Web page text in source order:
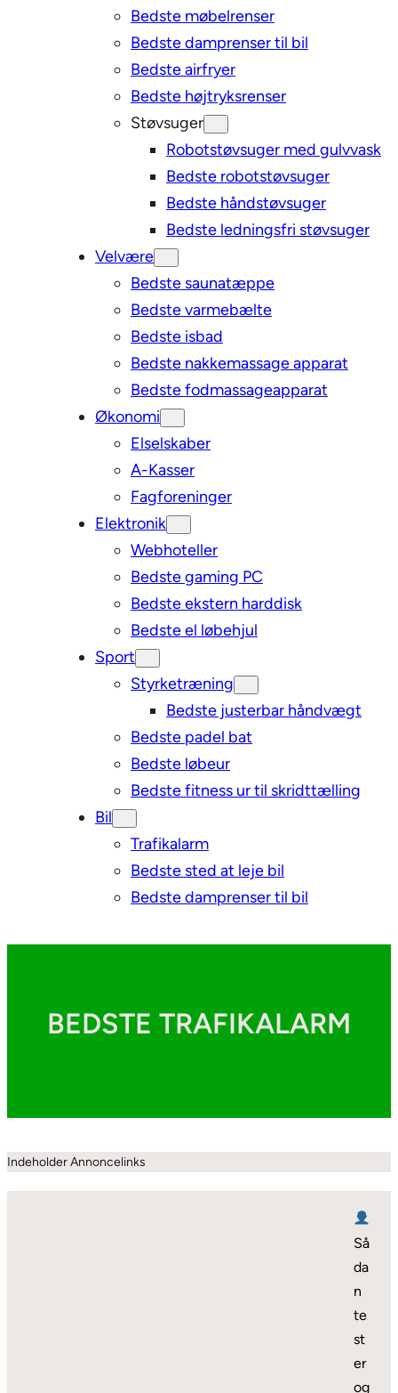
Bedste møbelrenser
Bedste damprenser til bil
Bedste airfryer
Bedste højtryksrenser
Støvsuger
Robotstøvsuger med gulvvask
Bedste robotstøvsuger
Bedste håndstøvsuger
Bedste ledningsfri støvsuger
Velvære
Bedste saunatæppe
Bedste varmebælte
Bedste isbad
Bedste nakkemassage apparat
Bedste fodmassageapparat
Økonomi
Elselskaber
A-Kasser
Fagforeninger
Elektronik
Webhoteller
Bedste gaming PC
Bedste ekstern harddisk
Bedste el løbehjul
Sport
Styrketræning
Bedste justerbar håndvægt
Bedste padel bat
Bedste løbeur
Bedste fitness ur til skridttælling
Bil
Trafikalarm
Bedste sted at leje bil
Bedste damprenser til bil
BEDSTE TRAFIKALARM
Indeholder Annoncelinks
Så
da
n
te
st
er
og